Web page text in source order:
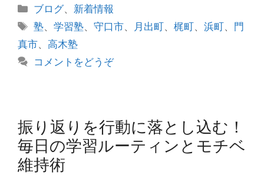
カ
テ
リ
ー
ブログ、 新着情報
タ
グ
塾、学習塾、守口市、 月出町、梶町、浜町、 門
真市、 高木塾
コメントをどうぞ
振り返りを行動に落とし込む！
毎日の学習ルーティンとモチベ
維持術